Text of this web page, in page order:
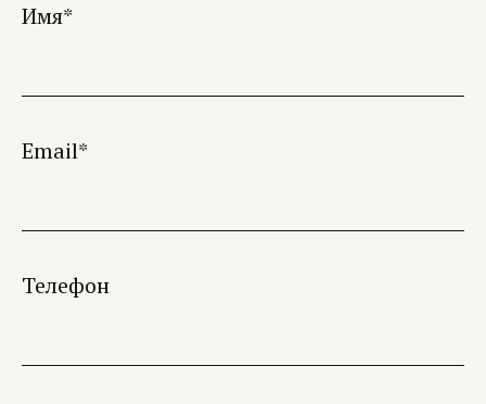
Имя*
Email*
Телефон